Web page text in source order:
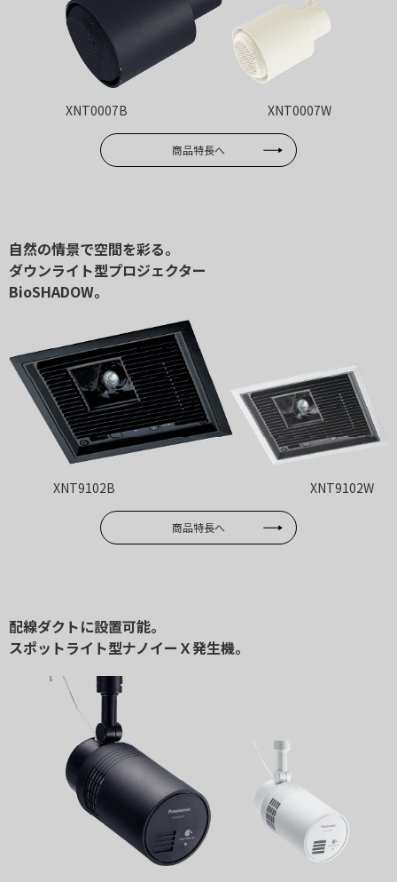
XNT0007B XNT0007W
商品特長へ
自然の情景で空間を彩る。
ダウンライト型プロジェクター
BioSHADOW。
XNT9102B XNT9102W
商品特長へ
配線ダクトに設置可能。
スポットライト型ナノイーＸ発生機。